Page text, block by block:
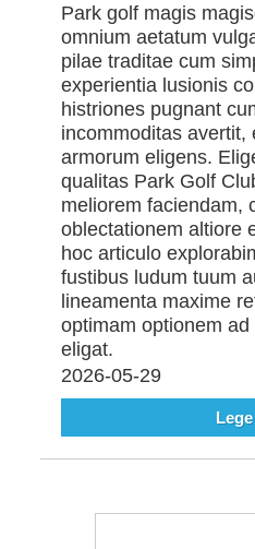
Park golf magis
omnium aetatum
pilae traditae cum
experientia lusionis
histriones pugnant
incommoditas avertit,
armorum eligens.
qualitas Park Golf
meliorem faciendam,
oblectationem altiore
hoc articulo
fustibus ludum tuum
lineamenta maxime
optimam optionem
eligat.
2026-05-29